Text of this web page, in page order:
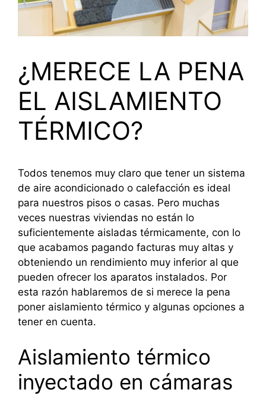
¿MERECE LA PENA
EL AISLAMIENTO
TÉRMICO?
Todos tenemos muy claro que tener un sistema
de aire acondicionado o calefacción es ideal
para nuestros pisos o casas. Pero muchas
veces nuestras viviendas no están lo
suficientemente aisladas térmicamente, con lo
que acabamos pagando facturas muy altas y
obteniendo un rendimiento muy inferior al que
pueden ofrecer los aparatos instalados. Por
esta razón hablaremos de si merece la pena
poner aislamiento térmico y algunas opciones a
tener en cuenta.
Aislamiento térmico
inyectado en cámaras